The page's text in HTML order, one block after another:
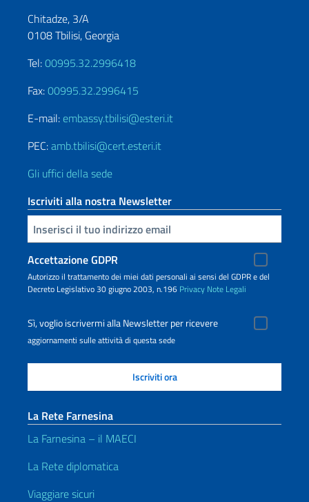
Chitadze, 3/A
0108 Tbilisi, Georgia
Tel:00995.32.2996418
Fax:00995.32.2996415
E-mail: embassy.tbilisi@esteri.it
PEC:amb.tbilisi@cert.esteri.it
Gli uffici della sede
Iscriviti alla nostra Newsletter
Inserisci la tua email
Accettazione GDPR
Autorizzo il trattamento dei miei dati personali ai sensi del GDPR e del
Decreto Legislativo 30 giugno 2003, n.196 Privacy Note Legali
Sì, voglio iscrivermi alla Newsletter per ricevere
aggiornamenti sulle attività di questa sede
La Rete Farnesina
La Farnesina – il MAECI
La Rete diplomatica
Viaggiare sicuri